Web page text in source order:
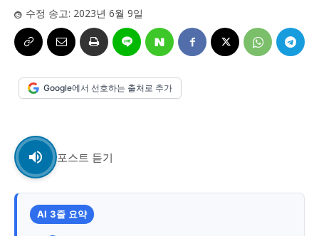
서울전역 인천지역 경기지역
강원지역
충청지역
세종지역 경상지역
제주지역
부산/울산 대전지역
커뮤니티
자유게시판
지역 & 글로벌 뉴스
서울전역 인천지역 경기지역 강원지역
충청지역 세종지역 경상지역
제주지역
부산/울산 대전지역
커뮤니티
자유게시판
수정 송고: 2023년 6월 9일
Google에서 선호하는 출처로 추가
포스트 듣기
AI 3줄 요약